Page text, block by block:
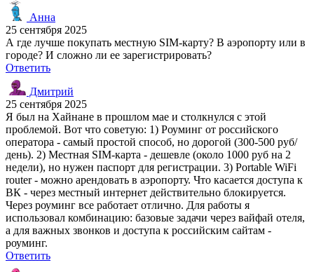
Анна
25 сентября 2025
А где лучше покупать местную SIM-карту? В аэропорту или в
городе? И сложно ли ее зарегистрировать?
Ответить
Дмитрий
25 сентября 2025
Я был на Хайнане в прошлом мае и столкнулся с этой
проблемой. Вот что советую: 1) Роуминг от российского
оператора - самый простой способ, но дорогой (300-500 руб/
день). 2) Местная SIM-карта - дешевле (около 1000 руб на 2
недели), но нужен паспорт для регистрации. 3) Portable WiFi
router - можно арендовать в аэропорту. Что касается доступа к
ВК - через местный интернет действительно блокируется.
Через роуминг все работает отлично. Для работы я
использовал комбинацию: базовые задачи через вайфай отеля,
а для важных звонков и доступа к российским сайтам -
роуминг.
Ответить